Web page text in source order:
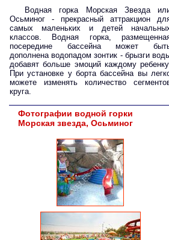
Водная горка Морская Звезда
Осьминог - прекрасный аттракцион
самых маленьких и детей
классов. Водная горка,
посередине бассейна может
дополнена водопадом зонтик - брызги
добавят больше эмоций каждому
При установке у борта бассейна вы
можете изменять количество
круга.
Фотографии водной горки
Морская звезда, Осьминог